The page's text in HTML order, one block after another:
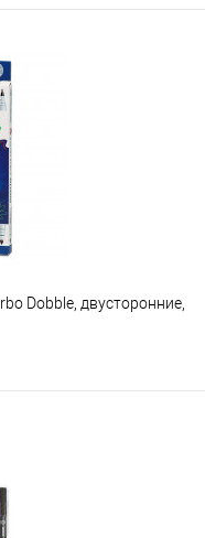
В наличии
Dobble, двусторонние,
В наличии